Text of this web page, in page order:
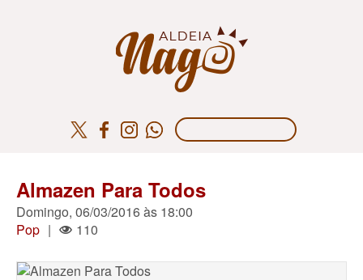
Almazen Para Todos
Domingo, 06/03/2016 às 18:00
Pop | 110